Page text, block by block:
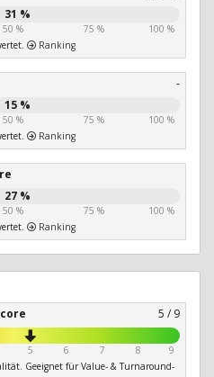
31 %
50 % 75 %
100 %
Ranking
-
15 %
50 % 75 %
100 %
Ranking
27 %
50 % 75 %
100 %
Ranking
5 / 9
5 6 7 8
9
Geeignet für Value- & Turnaround-